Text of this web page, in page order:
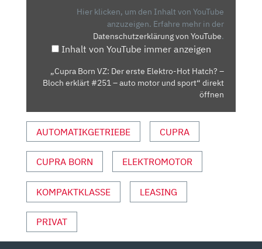
HATCH?
BLOCH
–
AUTO
MOTOR
UND
VON
YOUTUBE
ANZEIGEN
Hier klicken, um den Inhalt von YouTube
anzuzeigen. Erfahre mehr in der
Datenschutzerklärung von YouTube.
Inhalt von YouTube immer anzeigen
„Cupra Born VZ: Der erste Elektro-Hot Hatch? –
Bloch erklärt #251 – auto motor und sport“ direkt
öffnen
AUTOMATIKGETRIEBE CUPRA
CUPRA BORN ELEKTROMOTOR
KOMPAKTKLASSE LEASING
PRIVAT